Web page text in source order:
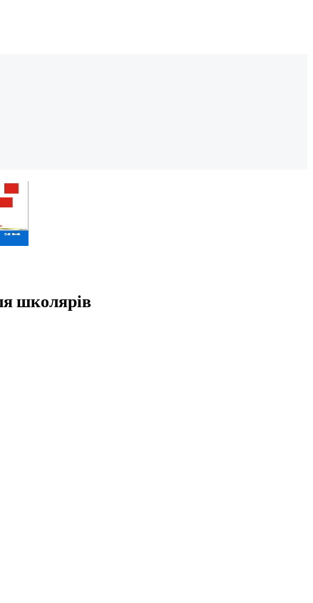
школярів